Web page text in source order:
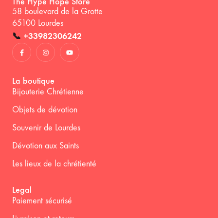
58 boulevard de la Grotte
65100 Lourdes
📞 +33982306242
La boutique
Bijouterie Chrétienne
Objets de dévotion
Souvenir de Lourdes
Dévotion aux Saints
Les lieux de la chrétienté
Legal
Paiement sécurisé